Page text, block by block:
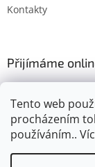
Tento web
procházením
používáním..
Kontakty
Přijímáme